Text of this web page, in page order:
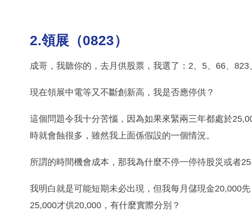
2.領展（0823）
成哥，我聽你的，去月供股票，我選了：2、5、66、
現在領展中電等又不斷創新高，我是否應停供？
這個問題令我十分苦惱，因為如果來緊兩三年都處於
時就會蝕很多，雖然我上面係假設的一個情況。
所謂的時間機會成本，那我為什麼不停一停待股災或者
我明白就是可能短期未必出現，但我每月儲現金20,000
25,000才供20,000，有什麼實際分別？